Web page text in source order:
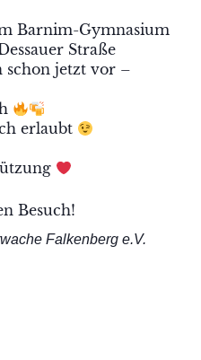
Barnim-Gymnasium
Straße
schon jetzt vor –
erlaubt
Besuch!
Falkenberg e.V.